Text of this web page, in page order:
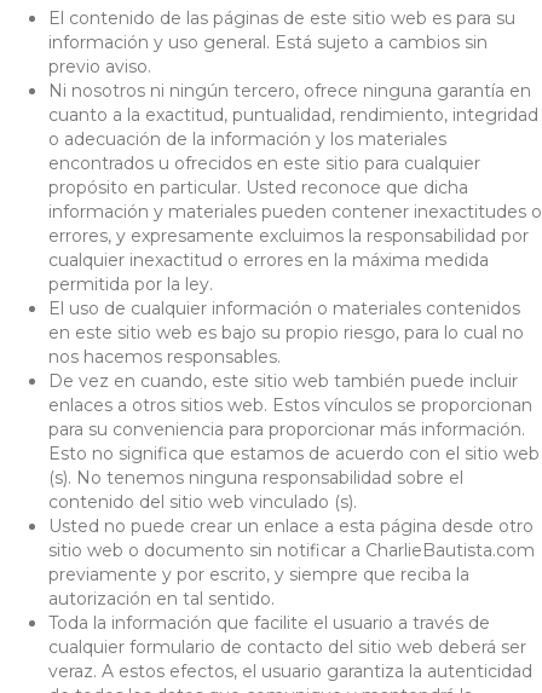
El contenido de las páginas de este sitio web es para su
información y uso general. Está sujeto a cambios sin
previo aviso.
Ni nosotros ni ningún tercero, ofrece ninguna garantía en
cuanto a la exactitud, puntualidad, rendimiento, integridad
o adecuación de la información y los materiales
encontrados u ofrecidos en este sitio para cualquier
propósito en particular. Usted reconoce que dicha
información y materiales pueden contener inexactitudes o
errores, y expresamente excluimos la responsabilidad por
cualquier inexactitud o errores en la máxima medida
permitida por la ley.
El uso de cualquier información o materiales contenidos
en este sitio web es bajo su propio riesgo, para lo cual no
nos hacemos responsables.
De vez en cuando, este sitio web también puede incluir
enlaces a otros sitios web. Estos vínculos se proporcionan
para su conveniencia para proporcionar más información.
Esto no significa que estamos de acuerdo con el sitio web
(s). No tenemos ninguna responsabilidad sobre el
contenido del sitio web vinculado (s).
Usted no puede crear un enlace a esta página desde otro
sitio web o documento sin notificar a CharlieBautista.com
previamente y por escrito, y siempre que reciba la
autorización en tal sentido.
Toda la información que facilite el usuario a través de
cualquier formulario de contacto del sitio web deberá ser
veraz. A estos efectos, el usuario garantiza la autenticidad